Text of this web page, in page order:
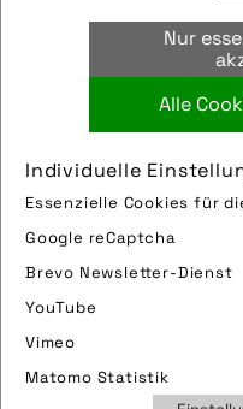
Nur
Alle
Individuelle
Essenzielle Cookies für
Google reCaptcha
Brevo Newsletter-Dienst
YouTube
Vimeo
Matomo Statistik
Hinweise zur
Modellname: Delta TX
Hersteller: HP
Hinweise zur
Modellname:
Hersteller: HP-
Bilder
Hinweise zur
Modellname: Ergomesh
Hinweise zur